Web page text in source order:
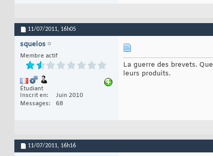
11/07/2011, 16h05
squelos
Membre actif
Étudiant
Inscrit en
Juin 2010
Messages
68
La guerre des brevets.
leurs produits.
11/07/2011, 16h16